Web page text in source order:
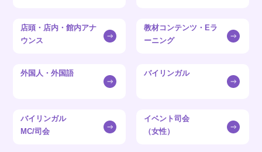
店頭・店内・館内アナ
ウンス
教材コンテンツ・Eラ
ーニング
外国人・外国語 バイリンガル
バイリンガル
MC/司会
イベント司会
（女性）